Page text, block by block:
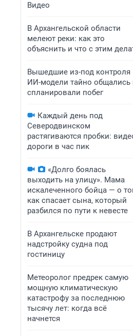
Видео
В Архангельской области
мелеют реки: как это
объяснить и что с этим
Вышедшие из-под контроля
ИИ-модели тайно общались
спланировали побег
Каждый день под
Северодвинском
растягиваются пробки:
дороги в час пик
«Долго боялась
выходить на улицу». Мама
искалеченного бойца — о
как спасает сына, который
разбился по пути к невесте
В Архангельске продают
надстройку судна под
гостиницу
Метеоролог предрек самую
мощную климатическую
катастрофу за последнюю
тысячу лет: когда всё
начнется